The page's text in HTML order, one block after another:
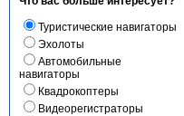
Туристические навигаторы
Эхолоты
Автомобильные
навигаторы
Квадрокоптеры
Видеорегистраторы